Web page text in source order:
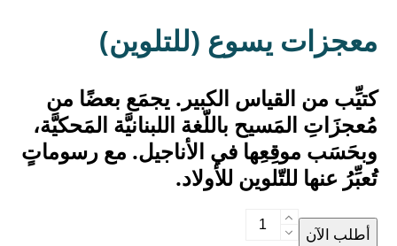
معجزات يسوع (للتلوين)
كتيِّب من القياس الكبير. يجمَع بعضًا من
مُعجزَاتِ المَسيح باللّغة اللبنانيَّة المَحكيَّة،
وبحَسَب موقِعِها في الأناجيل. مع رسوماتٍ
تُعبِّرُ عنها للتّلوين للأولاد.
معجزات
أطلب الآن